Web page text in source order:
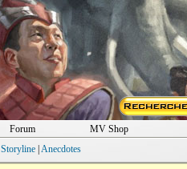
Forum MV Shop
Storyline| Anecdotes